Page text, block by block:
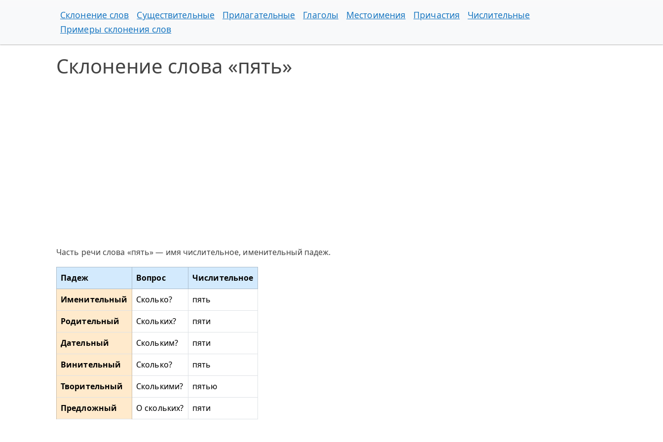
Склонение слов Существительные Прилагательные Глаголы Местоимения Причастия
Числительные
Примеры склонения слов
Склонение слова «пять»
Часть речи слова «пять» — имя числительное, именительный падеж.
Падеж Вопрос
Числительное
Именительный
Сколько?
пять
Родительный
Скольких?
пяти
Дательный
Скольким?
пяти
Винительный
Сколько?
пять
Творительный
Сколькими?
пятью
Предложный
О скольких? пяти